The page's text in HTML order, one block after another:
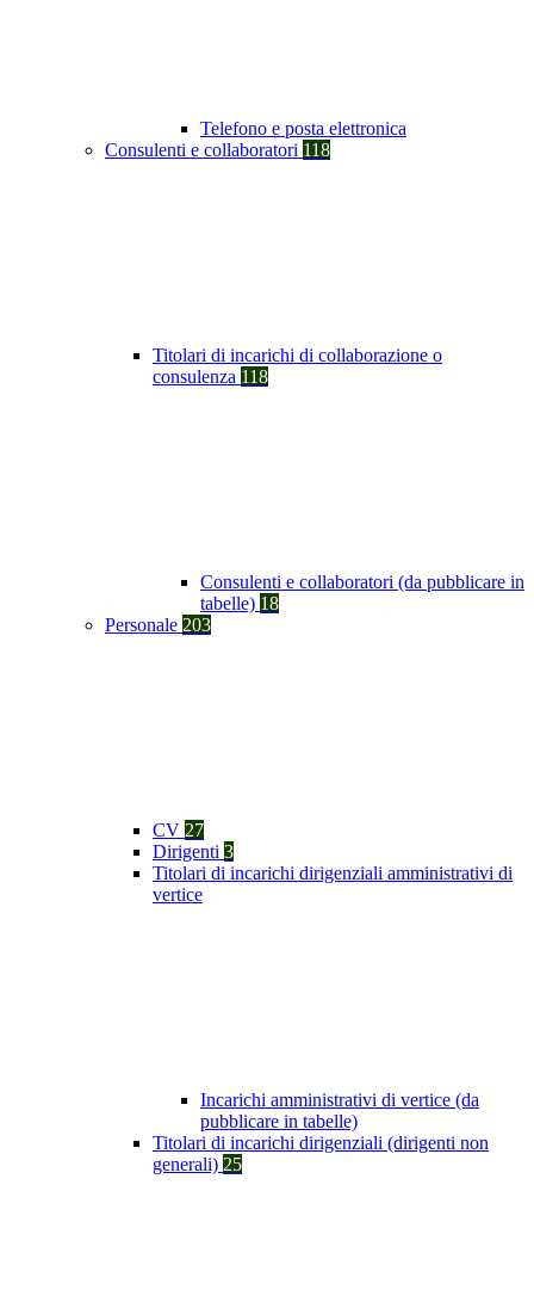
Telefono e posta elettronica
Consulenti e collaboratori 118
Titolari di incarichi di collaborazione o
consulenza 118
Consulenti e collaboratori (da pubblicare in
tabelle) 18
Personale 203
CV 27
Dirigenti 3
Titolari di incarichi dirigenziali amministrativi di
vertice
Incarichi amministrativi di vertice (da
pubblicare in tabelle)
Titolari di incarichi dirigenziali (dirigenti non
generali) 25